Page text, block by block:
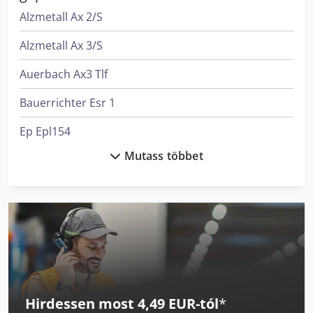
Alzmetall Ax 2/S
Alzmetall Ax 3/S
Auerbach Ax3 Tlf
Bauerrichter Esr 1
Ep Epl154
Felder K 700 S
Kaup 2T 160B
Linde L 10
Linde L 12
Mutass többet
Hirdessen most 4,49 EUR-tól*